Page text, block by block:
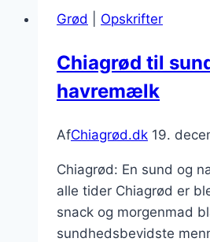
vanilje
Grød Opskrifter
Chiagrød til
havremælk
AfChiagrød.dk 19.
Chiagrød: En sund og
alle tider Chiagrød er
snack og morgenmad
sundhedsbevidste